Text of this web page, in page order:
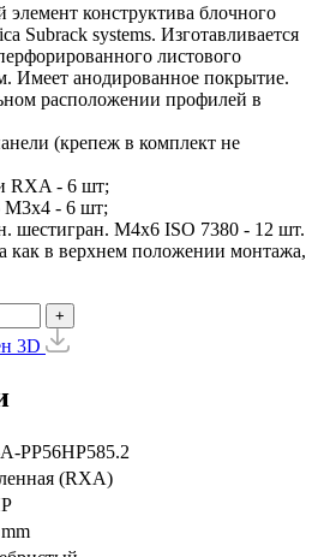
элемент конструктива блочного
Subrack systems. Изготавливается
листового
Имеет анодированное покрытие.
расположении профилей в
(крепеж в комплект не
RXA - 6 шт;
М3х4 - 6 шт;
шестигран. М4x6 ISO 7380 - 12 шт.
как в верхнем положении монтажа,
+
3D
PP56HP585.2
(RXA)